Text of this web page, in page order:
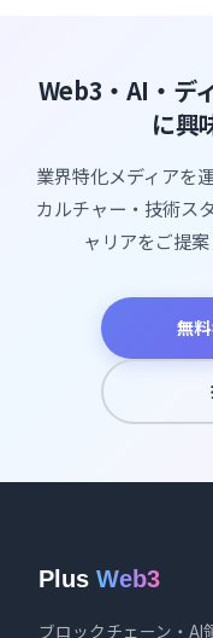
Web3・AI・デ
に興
業界特化メディアを
カルチャー・技術ス
ャリアをご提案
無
Plus Web3
ブロックチェーン・AI